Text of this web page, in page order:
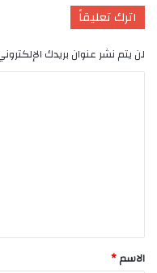
اترك تعليقاً
لن يتم نشر عنوان بريدك
*
الاسم*